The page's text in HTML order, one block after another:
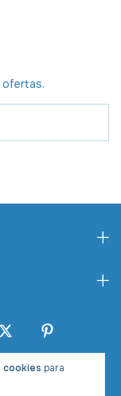
cookies para
ofertas.